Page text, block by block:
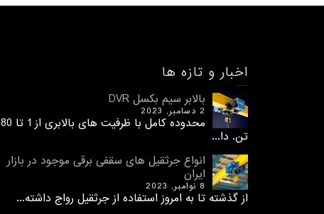
اخبار و تازه ها
بالابر سیم بکسل DVR
2 دسامبر, 2023
محدوده کامل با ظرفیت های بالابری از 1 تا 80
تن. دا...
انواع جرثقیل های سقفی برقی موجود در بازار
ایران
8 نوامبر, 2023
از گذشته تا به امروز استفاده از جرثقیل رواج داشته...